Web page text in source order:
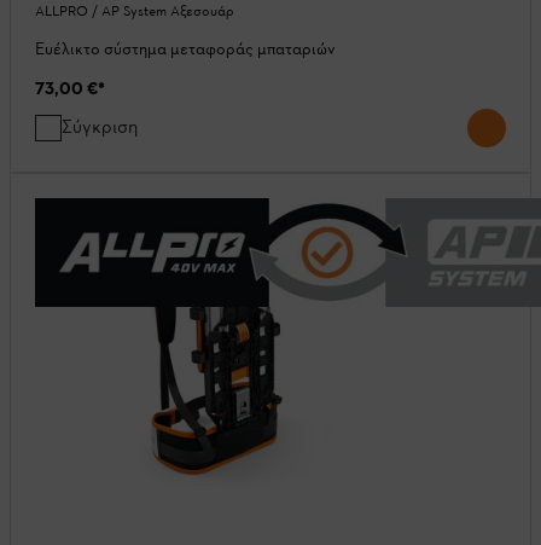
ALLPRO / AP System Αξεσουάρ
Ευέλικτο σύστημα μεταφοράς μπαταριών
73,00 €*
Σύγκριση